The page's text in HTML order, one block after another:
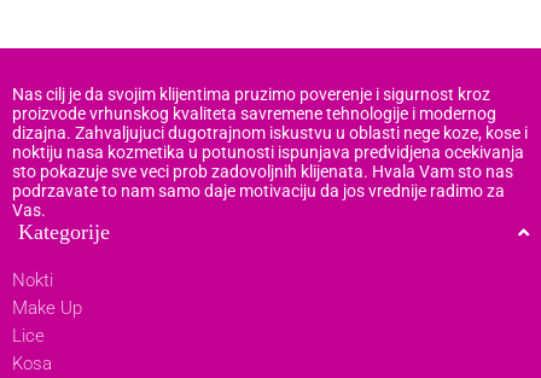
Nas cilj je da svojim klijentima pruzimo poverenje i sigurnost kroz
proizvode vrhunskog kvaliteta savremene tehnologije i modernog
dizajna. Zahvaljujuci dugotrajnom iskustvu u oblasti nege koze, kose i
noktiju nasa kozmetika u potunosti ispunjava predvidjena ocekivanja
sto pokazuje sve veci prob zadovoljnih klijenata. Hvala Vam sto nas
podrzavate to nam samo daje motivaciju da jos vrednije radimo za
Vas.
Kategorije
Nokti
Make Up
Lice
Kosa